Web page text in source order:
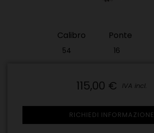
Calibro
54
Ponte
16
115,00 € IVA incl.
RICHIEDI INFORMAZIONE